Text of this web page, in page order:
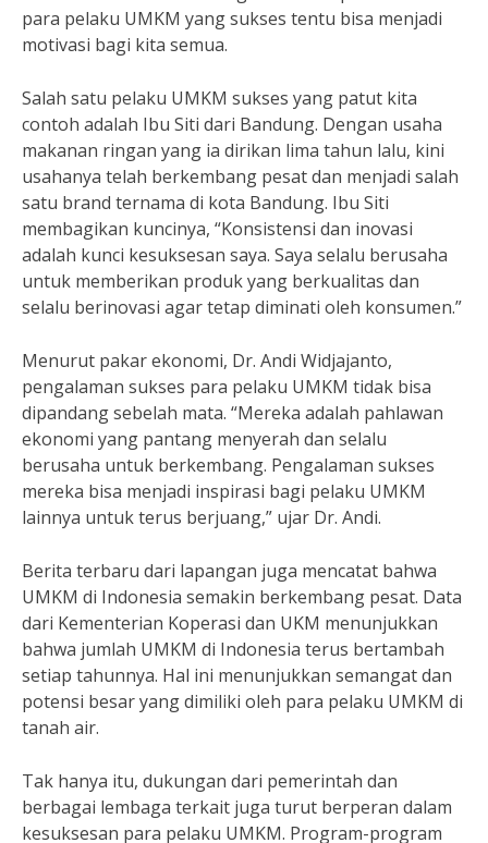
para pelaku UMKM yang sukses tentu bisa menjadi
motivasi bagi kita semua.
Salah satu pelaku UMKM sukses yang patut kita
contoh adalah Ibu Siti dari Bandung. Dengan usaha
makanan ringan yang ia dirikan lima tahun lalu, kini
usahanya telah berkembang pesat dan menjadi salah
satu brand ternama di kota Bandung. Ibu Siti
membagikan kuncinya, “Konsistensi dan inovasi
adalah kunci kesuksesan saya. Saya selalu berusaha
untuk memberikan produk yang berkualitas dan
selalu berinovasi agar tetap diminati oleh konsumen.”
Menurut pakar ekonomi, Dr. Andi Widjajanto,
pengalaman sukses para pelaku UMKM tidak bisa
dipandang sebelah mata. “Mereka adalah pahlawan
ekonomi yang pantang menyerah dan selalu
berusaha untuk berkembang. Pengalaman sukses
mereka bisa menjadi inspirasi bagi pelaku UMKM
lainnya untuk terus berjuang,” ujar Dr. Andi.
Berita terbaru dari lapangan juga mencatat bahwa
UMKM di Indonesia semakin berkembang pesat. Data
dari Kementerian Koperasi dan UKM menunjukkan
bahwa jumlah UMKM di Indonesia terus bertambah
setiap tahunnya. Hal ini menunjukkan semangat dan
potensi besar yang dimiliki oleh para pelaku UMKM di
tanah air.
Tak hanya itu, dukungan dari pemerintah dan
berbagai lembaga terkait juga turut berperan dalam
kesuksesan para pelaku UMKM. Program-program